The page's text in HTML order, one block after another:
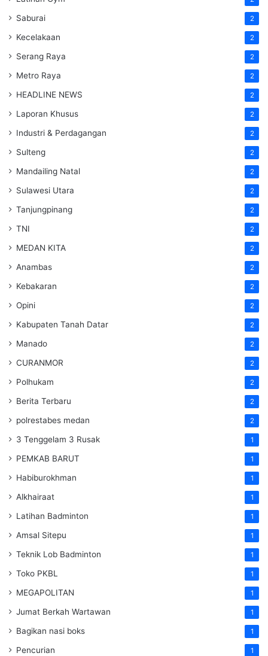
Saburai 2
Kecelakaan 2
Serang Raya 2
Metro Raya 2
HEADLINE NEWS 2
Laporan Khusus 2
Industri & Perdagangan 2
Sulteng 2
Mandailing Natal 2
Sulawesi Utara 2
Tanjungpinang 2
TNI 2
MEDAN KITA 2
Anambas 2
Kebakaran 2
Opini 2
Kabupaten Tanah Datar 2
Manado 2
CURANMOR 2
Polhukam 2
Berita Terbaru 2
polrestabes medan 2
3 Tenggelam 3 Rusak 1
PEMKAB BARUT 1
Habiburokhman 1
Alkhairaat 1
Latihan Badminton 1
Amsal Sitepu 1
Teknik Lob Badminton 1
Toko PKBL 1
MEGAPOLITAN 1
Jumat Berkah Wartawan 1
Bagikan nasi boks 1
Pencurian 1